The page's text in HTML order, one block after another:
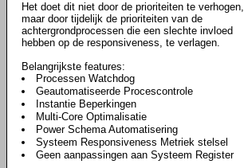
Het doet dit niet door de prioriteiten te verhogen,
maar door tijdelijk de prioriteiten van de
achtergrondprocessen die een slechte invloed
hebben op de responsiveness, te verlagen.
Belangrijkste features:
Processen Watchdog
Geautomatiseerde Procescontrole
Instantie Beperkingen
Multi-Core Optimalisatie
Power Schema Automatisering
Systeem Responsiveness Metriek stelsel
Geen aanpassingen aan Systeem Register